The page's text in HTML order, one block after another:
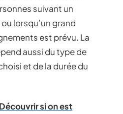
suivant un
lorsqu’un grand
est prévu. La
aussi du type de
et de la durée du
Découvrir si on est